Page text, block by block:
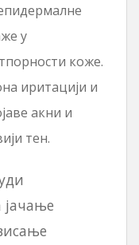
у
коже.
иритацији и
акни и
тен.
јачање